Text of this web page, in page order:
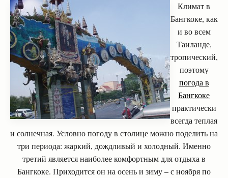
Климат в
Бангкоке, как
и во всем
Таиланде,
тропический,
поэтому
погода в
Бангкоке
практически
всегда теплая
и солнечная. Условно погоду в столице можно поделить на
три периода: жаркий, дождливый и холодный. Именно
третий является наиболее комфортным для отдыха в
Бангкоке. Приходится он на осень и зиму – с ноября по